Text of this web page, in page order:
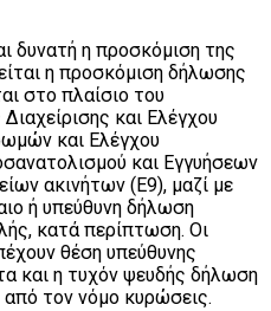
δυνατή η προσκόμιση της
η προσκόμιση δήλωσης
στο πλαίσιο του
και Ελέγχου
και Ελέγχου
και Εγγυήσεων
ακινήτων (Ε9), μαζί με
ή υπεύθυνη δήλωση
κατά περίπτωση. Οι
θέση υπεύθυνης
και η τυχόν ψευδής δήλωση
τον νόμο κυρώσεις.